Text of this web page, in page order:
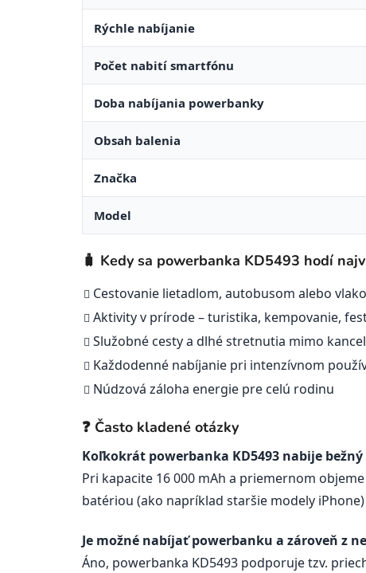
Rýchle nabíjanie
Počet nabití smartfónu
Doba nabíjania powerbanky
Obsah balenia
Značka
Model
🧳 Kedy sa powerbanka KD5493 hodí
Cestovanie lietadlom, autobusom alebo
Aktivity v prírode – turistika, kempovanie,
Služobné cesty a dlhé stretnutia mimo
Každodenné nabíjanie pri intenzívnom
Núdzová záloha energie pre celú rodinu
❓ Často kladené otázky
Koľkokrát powerbanka KD5493 nabije
Pri kapacite 16 000 mAh a priemernom
batériou (ako napríklad staršie modely
Je možné nabíjať powerbanku a zároveň z
Áno, powerbanka KD5493 podporuje tzv.